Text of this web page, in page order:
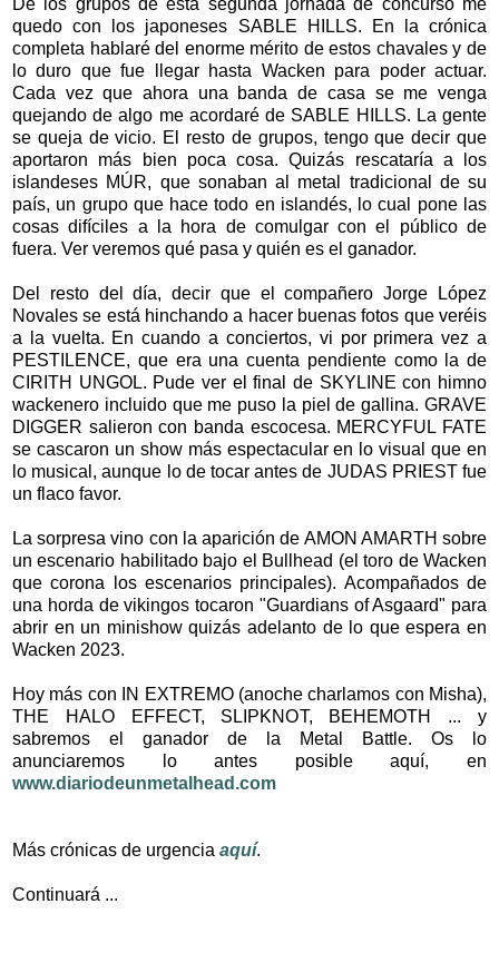
quedo con los japoneses SABLE HILLS. En la crónica
completa hablaré del enorme mérito de estos chavales y de
lo duro que fue llegar hasta Wacken para poder actuar.
Cada vez que ahora una banda de casa se me venga
quejando de algo me acordaré de SABLE HILLS. La gente
se queja de vicio. El resto de grupos, tengo que decir que
aportaron más bien poca cosa. Quizás rescataría a los
islandeses MÚR, que sonaban al metal tradicional de su
país, un grupo que hace todo en islandés, lo cual pone las
cosas difíciles a la hora de comulgar con el público de
fuera. Ver veremos qué pasa y quién es el ganador.
Del resto del día, decir que el compañero Jorge López
Novales se está hinchando a hacer buenas fotos que veréis
a la vuelta. En cuando a conciertos, vi por primera vez a
PESTILENCE, que era una cuenta pendiente como la de
CIRITH UNGOL. Pude ver el final de SKYLINE con himno
wackenero incluido que me puso la piel de gallina. GRAVE
DIGGER salieron con banda escocesa. MERCYFUL FATE
se cascaron un show más espectacular en lo visual que en
lo musical, aunque lo de tocar antes de JUDAS PRIEST fue
un flaco favor.
La sorpresa vino con la aparición de AMON AMARTH sobre
un escenario habilitado bajo el Bullhead (el toro de Wacken
que corona los escenarios principales). Acompañados de
una horda de vikingos tocaron "Guardians of Asgaard" para
abrir en un minishow quizás adelanto de lo que espera en
Wacken 2023.
Hoy más con IN EXTREMO (anoche charlamos con Misha),
THE HALO EFFECT, SLIPKNOT, BEHEMOTH ... y
sabremos el ganador de la Metal Battle. Os lo
anunciaremos lo antes posible aquí, en
www.diariodeunmetalhead.com
Más crónicas de urgencia aquí.
Continuará ...